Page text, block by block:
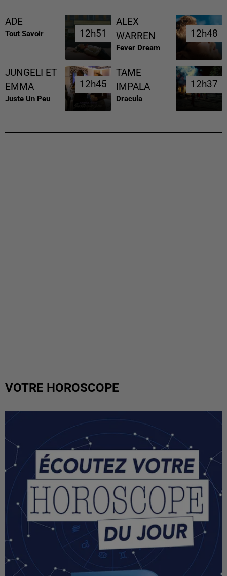
ADE
Tout Savoir 12h51
12h51
ALEX
WARREN
Fever Dream
12h48
12h48
JUNGELI ET
EMMA
Juste Un Peu
12h45
12h45
TAME
IMPALA
Dracula
12h37
12h37
VOTRE HOROSCOPE